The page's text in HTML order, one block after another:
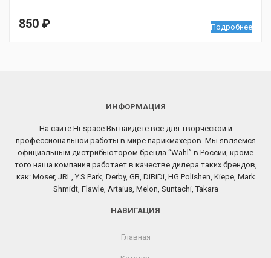
850 ₽ Подробнее
ИНФОРМАЦИЯ
На сайте Hi-space Вы найдете всё для творческой и
профессиональной работы в мире парикмахеров. Мы являемся
официальным дистрибьютором бренда “Wahl” в России, кроме
того наша компания работает в качестве дилера таких брендов,
как: Moser, JRL, Y.S.Park, Derby, GB, DiBiDi, HG Polishen, Kiepe, Mark
Shmidt, Flawle, Artaius, Melon, Suntachi, Takara
НАВИГАЦИЯ
Главная